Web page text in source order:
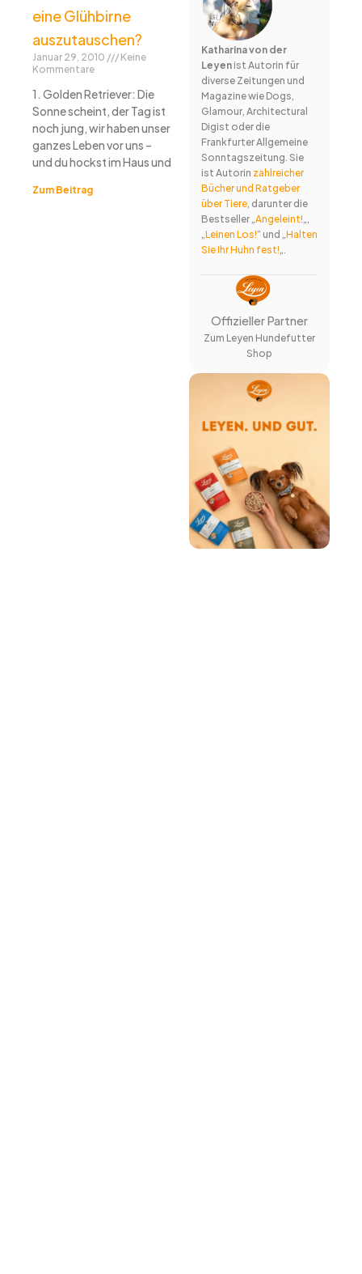
eine Glühbirne
auszutauschen?
Januar 29, 2010
Keine
Kommentare
1. Golden Retriever: Die
Sonne scheint, der Tag ist
noch jung, wir haben unser
ganzes Leben vor uns –
und du hockst im Haus und
Zum Beitrag
Katharina von der
Leyenist Autorin für
diverse Zeitungen und
Magazine wie Dogs,
Glamour, Architectural
Digist oder die
Frankfurter Allgemeine
Sonntagszeitung. Sie
ist Autorin zahlreicher
Bücher und Ratgeber
über Tiere, darunter die
Bestseller „ Angeleint!
Leinen Los!“ und „ Halten
Sie Ihr Huhn fest!
Offizieller Partner
Zum Leyen Hundefutter
Shop